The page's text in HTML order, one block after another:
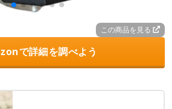
この商品を見る
で詳細を調べよう